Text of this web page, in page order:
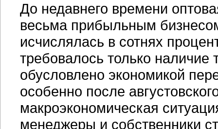
До недавнего времени
весьма прибыльным
исчислялась в сотнях
требовалось только
обусловлено экономикой
особенно после
макроэкономическая
менеджеры и собственники